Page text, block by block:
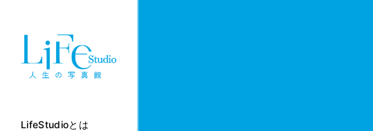
LifeStudioとは